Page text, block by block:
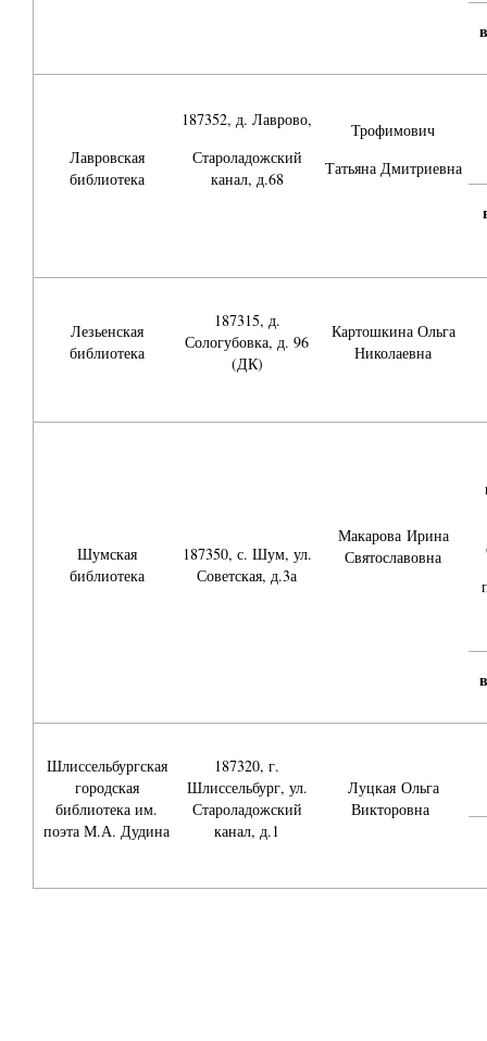
Лавровская
библиотека
187352, д. Лаврово,
Староладожский
канал, д.68
Трофимович
Татьяна Дмитриевна
Лезьенская
библиотека
187315, д.
Сологубовка, д. 96
(ДК)
Картошкина Ольга
Николаевна
Шумская
библиотека
187350, с. Шум, ул.
Советская, д.3а
Макарова Ирина
Святославовна
Шлиссельбургская
городская
библиотека им.
поэта М.А. Дудина
187320, г.
Шлиссельбург, ул.
Староладожский
канал, д.1
Луцкая Ольга
Викторовна